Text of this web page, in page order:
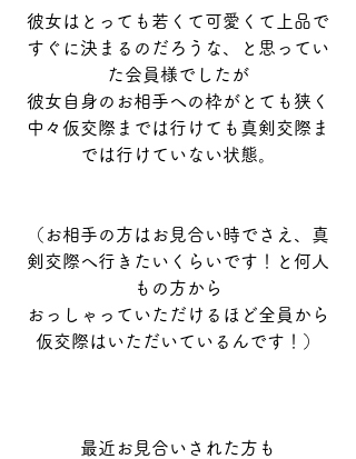
彼女はとっても若くて可愛くて上品で
すぐに決まるのだろうな、と思ってい
た会員様でしたが
彼女自身のお相手への枠がとても狭く
中々仮交際までは行けても真剣交際ま
では行けていない状態。
（お相手の方はお見合い時でさえ、真
剣交際へ行きたいくらいです！と何人
もの方から
おっしゃっていただけるほど全員から
仮交際はいただいているんです！）
最近お見合いされた方も